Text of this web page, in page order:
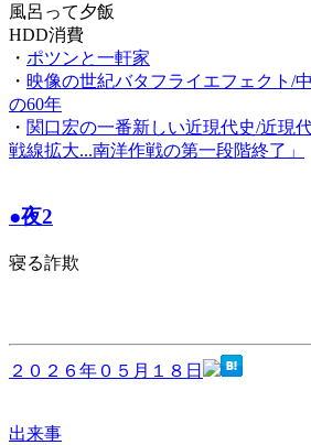
風呂って夕飯
HDD消費
・ ポツンと一軒家
・ 映像の世紀バタフライエフェクト/
の60年
・ 関口宏の一番新しい近現代史/近現
戦線拡大...南洋作戦の第一段階終了」
●夜2
寝る詐欺
２０２６年０５月１８日
出来事